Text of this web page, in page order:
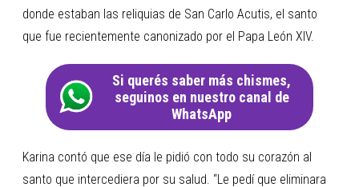
donde estaban las reliquias de San Carlo Acutis, el santo
que fue recientemente canonizado por el Papa León XIV.
Si querés saber más chismes,
seguinos en nuestro canal de
WhatsApp
Karina contó que ese día le pidió con todo su corazón al
santo que intercediera por su salud. “Le pedí que eliminara